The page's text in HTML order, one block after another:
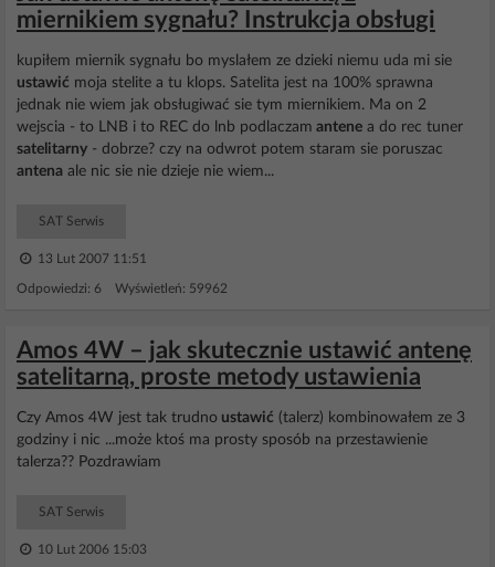
miernikiem sygnału? Instrukcja obsługi
kupiłem miernik sygnału bo myslałem ze dzieki niemu uda mi sie
ustawić moja stelite a tu klops. Satelita jest na 100% sprawna
jednak nie wiem jak obsługiwać sie tym miernikiem. Ma on 2
wejscia - to LNB i to REC do lnb podlaczam antene a do rec tuner
satelitarny - dobrze? czy na odwrot potem staram sie poruszac
antena ale nic sie nie dzieje nie wiem...
SAT Serwis
13 Lut 2007 11:51
Odpowiedzi: 6 Wyświetleń: 59962
Amos 4W – jak skutecznie ustawić antenę
satelitarną, proste metody ustawienia
Czy Amos 4W jest tak trudno ustawić (talerz) kombinowałem ze 3
godziny i nic ...może ktoś ma prosty sposób na przestawienie
talerza?? Pozdrawiam
SAT Serwis
10 Lut 2006 15:03